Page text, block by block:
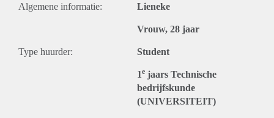
Algemene informatie: Lieneke
Vrouw, 28 jaar
Type huurder: Student
1e jaars Technische
bedrijfskunde
(UNIVERSITEIT)